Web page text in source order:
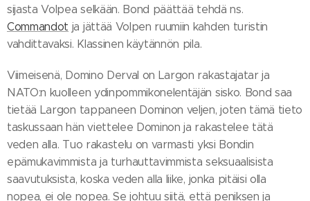
sijasta Volpea selkään. Bond päättää tehdä ns.
Commandot ja jättää Volpen ruumiin kahden turistin
vahdittavaksi. Klassinen käytännön pila.
Viimeisenä, Domino Derval on Largon rakastajatar ja
NATO:n kuolleen ydinpommikonelentäjän sisko. Bond saa
tietää Largon tappaneen Dominon veljen, joten tämä tieto
taskussaan hän viettelee Dominon ja rakastelee tätä
veden alla. Tuo rakastelu on varmasti yksi Bondin
epämukavimmista ja turhauttavimmista seksuaalisista
saavutuksista, koska veden alla liike, jonka pitäisi olla
nopea, ei ole nopea. Se johtuu siitä, että peniksen ja